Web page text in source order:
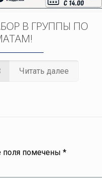
В ГРУППЫ ПО
Читать далее
поля помечены*